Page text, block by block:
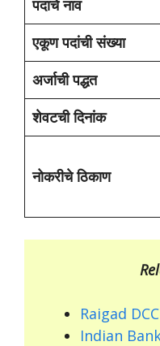
पदाचे नाव
एकूण पदांची संख्या
अर्जाची पद्धत
शेवटची दिनांक
नोकरीचे ठिकाण
Raigad
Indian